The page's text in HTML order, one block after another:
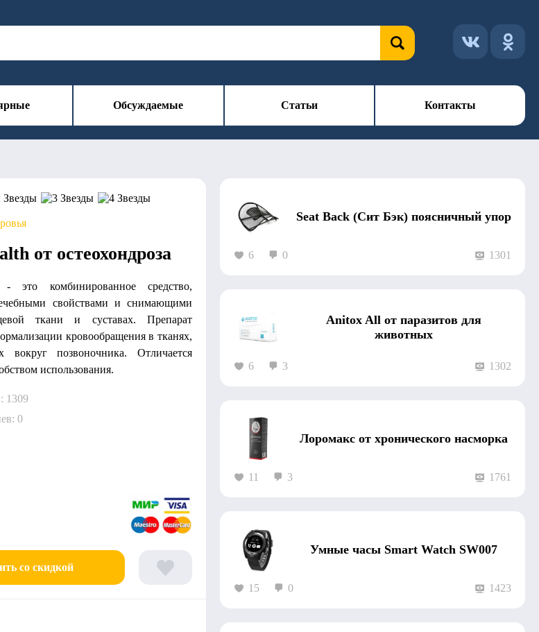
Обсуждаемые Статьи Контакты
Seat Back (Сит Бэк) поясничный упор
6 0 1301
Anitox All от паразитов для
животных
6 3 1302
Лоромакс от хронического насморка
11 3 1761
Умные часы Smart Watch SW007
15 0 1423
от остеохондроза
это комбинированное средство,
свойствами и снимающими
ткани и суставах. Препарат
кровообращения в тканях,
вокруг позвоночника. Отличается
использования.
1309
0
со скидкой